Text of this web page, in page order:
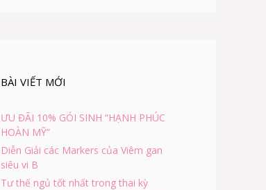
BÀI VIẾT MỚI
ƯU ĐÃI 10% GÓI SINH “HẠNH PHÚC
HOÀN MỸ”
Diễn Giải các Markers của Viêm gan
siêu vi B
Tư thế ngủ tốt nhất trong thai kỳ